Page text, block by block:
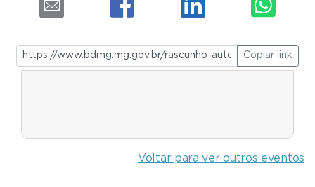
Copiar link
Voltar para ver outros eventos